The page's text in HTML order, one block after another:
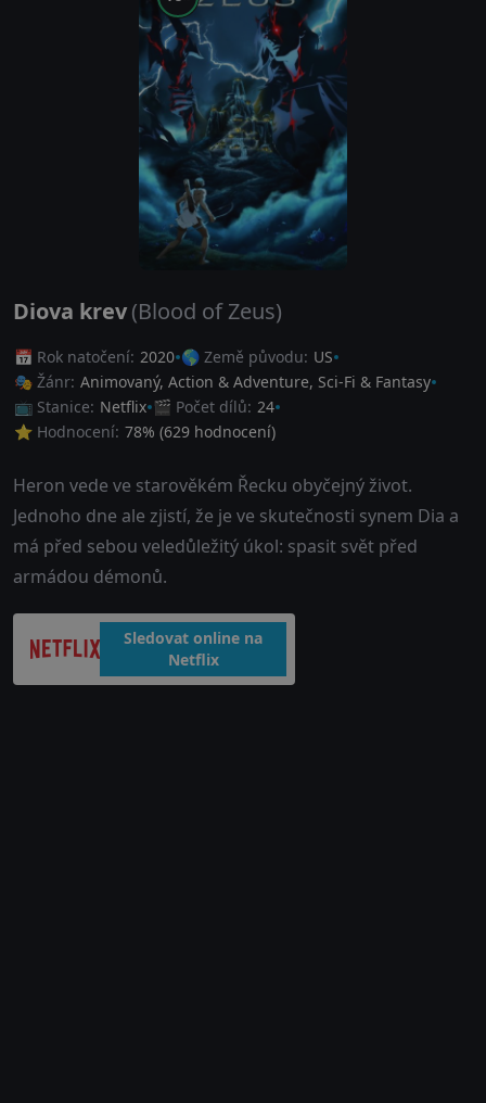
Diova krev(Blood of Zeus)
📅 Rok natočení: 2020 🌎 Země původu: US
🎭 Žánr: Animovaný, Action & Adventure, Sci-Fi & Fantasy
📺 Stanice: Netflix 🎬 Počet dílů: 24
⭐ Hodnocení: 78% (629 hodnocení)
Heron vede ve starověkém Řecku obyčejný život.
Jednoho dne ale zjistí, že je ve skutečnosti synem Dia a
má před sebou veledůležitý úkol: spasit svět před
armádou démonů.
Sledovat online na
Netflix